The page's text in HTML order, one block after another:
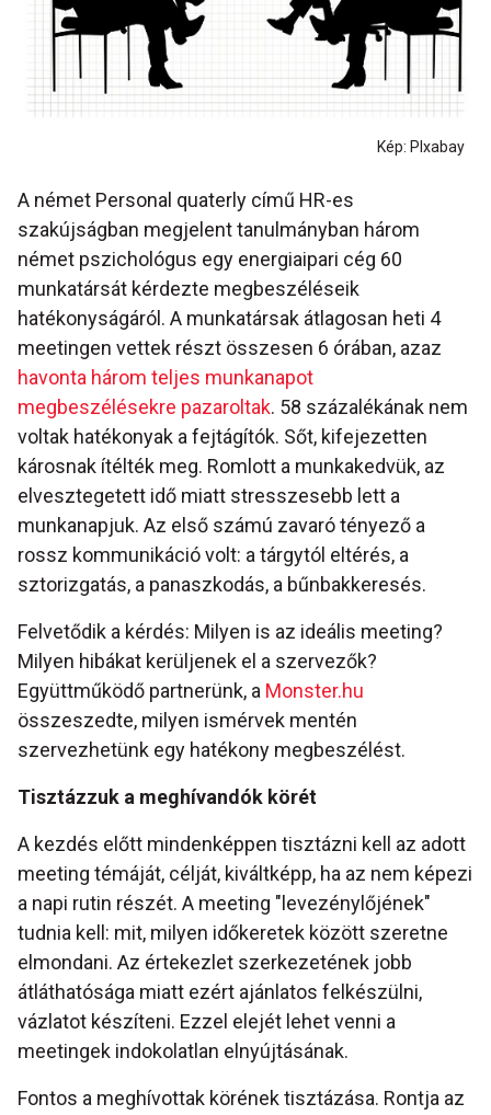
Kép: PIxabay
A német Personal quaterly című HR-es
szakújságban megjelent tanulmányban három
német pszichológus egy energiaipari cég 60
munkatársát kérdezte megbeszéléseik
hatékonyságáról. A munkatársak átlagosan heti 4
meetingen vettek részt összesen 6 órában, azaz
havonta három teljes munkanapot
megbeszélésekre pazaroltak. 58 százalékának nem
voltak hatékonyak a fejtágítók. Sőt, kifejezetten
károsnak ítélték meg. Romlott a munkakedvük, az
elvesztegetett idő miatt stresszesebb lett a
munkanapjuk. Az első számú zavaró tényező a
rossz kommunikáció volt: a tárgytól eltérés, a
sztorizgatás, a panaszkodás, a bűnbakkeresés.
Felvetődik a kérdés: Milyen is az ideális meeting?
Milyen hibákat kerüljenek el a szervezők?
Együttműködő partnerünk, a Monster.hu
összeszedte, milyen ismérvek mentén
szervezhetünk egy hatékony megbeszélést.
Tisztázzuk a meghívandók körét
A kezdés előtt mindenképpen tisztázni kell az adott
meeting témáját, célját, kiváltképp, ha az nem képezi
a napi rutin részét. A meeting "levezénylőjének"
tudnia kell: mit, milyen időkeretek között szeretne
elmondani. Az értekezlet szerkezetének jobb
átláthatósága miatt ezért ajánlatos felkészülni,
vázlatot készíteni. Ezzel elejét lehet venni a
meetingek indokolatlan elnyújtásának.
Fontos a meghívottak körének tisztázása. Rontja az